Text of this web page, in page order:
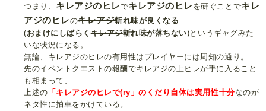
つまり、 キレアジのヒレでキレアジのヒレ を研ぐことでキレ
アジのヒレのキレアジ斬れ味が良くなる
(おまけにしばらくキレアジ斬れ味が落ちない)というギャグみた
いな状況になる。
無論、キレアジのヒレの有用性はプレイヤーには周知の通り。
先のイベントクエストの報酬でキレアジの上ヒレが手に入ること
も相まって、
上述の 「キレアジのヒレで(ry」のくだり自体は実用性十分なのが
ネタ性に拍車をかけている。